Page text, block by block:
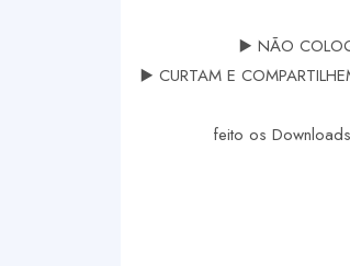
▶️ NÃO
▶️ CURTAM E
feito os